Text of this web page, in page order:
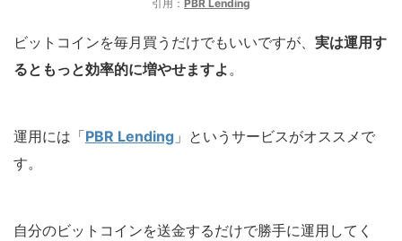
引用： PBR Lending
ビットコインを毎月買うだけでもいいですが、 実は運用す
るともっと効率的に増やせますよ。
運用には「PBR Lending 」というサービスがオススメで
す。
自分のビットコインを送金するだけで勝手に運用してく